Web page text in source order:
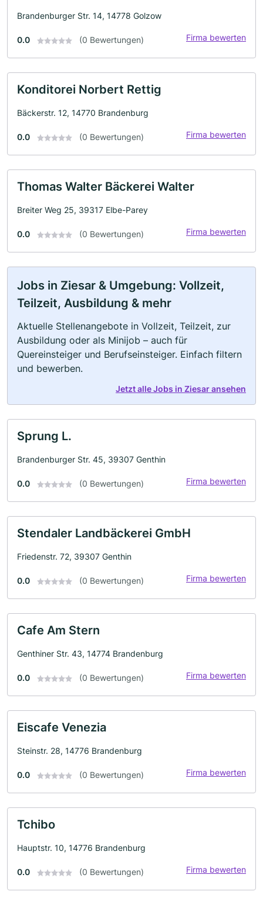
Brandenburger Str. 14, 14778 Golzow
0.0 (0 Bewertungen) Firma bewerten
Konditorei Norbert Rettig
Bäckerstr. 12, 14770 Brandenburg
0.0 (0 Bewertungen) Firma bewerten
Thomas Walter Bäckerei Walter
Breiter Weg 25, 39317 Elbe-Parey
0.0 (0 Bewertungen) Firma bewerten
Jobs in Ziesar & Umgebung: Vollzeit,
Teilzeit, Ausbildung & mehr
Aktuelle Stellenangebote in Vollzeit, Teilzeit, zur
Ausbildung oder als Minijob – auch für
Quereinsteiger und Berufseinsteiger. Einfach filtern
und bewerben.
Jetzt alle Jobs in Ziesar ansehen
Sprung L.
Brandenburger Str. 45, 39307 Genthin
0.0 (0 Bewertungen) Firma bewerten
Stendaler Landbäckerei GmbH
Friedenstr. 72, 39307 Genthin
0.0 (0 Bewertungen) Firma bewerten
Cafe Am Stern
Genthiner Str. 43, 14774 Brandenburg
0.0 (0 Bewertungen) Firma bewerten
Eiscafe Venezia
Steinstr. 28, 14776 Brandenburg
0.0 (0 Bewertungen) Firma bewerten
Tchibo
Hauptstr. 10, 14776 Brandenburg
0.0 (0 Bewertungen) Firma bewerten